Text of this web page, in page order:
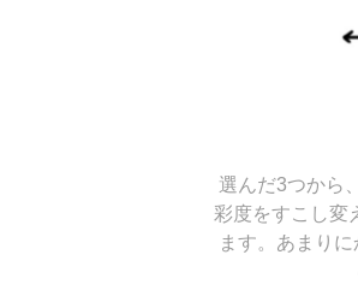
選んだ3つから
彩度をすこし変
ます。あまり